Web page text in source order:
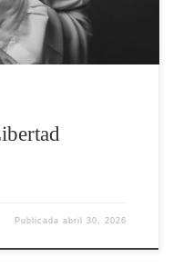
Publicadaabril 30, 2026